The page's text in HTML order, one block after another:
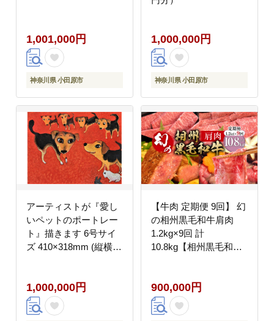
1,001,000円
神奈川県 小田原市
1,000,000円
神奈川県 小田原市
アーティストが『愛し
いペットのポートレー
ト』描きます 6号サイ
ズ 410×318mm (縦横対
作家 410×318mm 神奈
川県 小田原市 】
1,000,000円
【牛肉 定期便 9回】 幻
の相州黒毛和牛肩肉
1.2kg×9回 計
10.8kg【相州黒毛和牛
上質の脂 様々な料理に
ブランド牛 ブランド牛
肉 神奈川特産品 神奈川
900,000円